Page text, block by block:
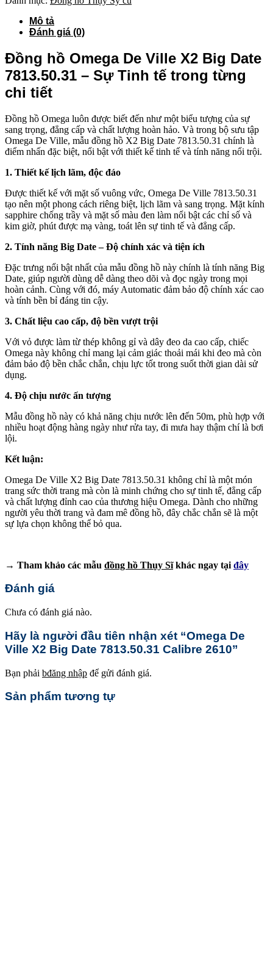
Mô tả
Đánh giá (0)
Đồng hồ Omega De Ville X2 Big Date
7813.50.31 – Sự Tinh tế trong từng
chi tiết
Đồng hồ Omega luôn được biết đến như một biểu tượng của sự
sang trọng, đẳng cấp và chất lượng hoàn hảo. Và trong bộ sưu tập
Omega De Ville, mẫu đồng hồ X2 Big Date 7813.50.31 chính là
điểm nhấn đặc biệt, nổi bật với thiết kế tinh tế và tính năng nổi trội.
1. Thiết kế lịch lãm, độc đáo
Được thiết kế với mặt số vuông vức, Omega De Ville 7813.50.31
tạo nên một phong cách riêng biệt, lịch lãm và sang trọng. Mặt kính
sapphire chống trầy và mặt số màu đen làm nổi bật các chỉ số và
kim giờ, phút được mạ vàng, toát lên sự tinh tế và đẳng cấp.
2. Tính năng Big Date – Độ chính xác và tiện ích
Đặc trưng nổi bật nhất của mẫu đồng hồ này chính là tính năng Big
Date, giúp người dùng dễ dàng theo dõi và đọc ngày trong mọi
hoàn cảnh. Cùng với đó, máy Automatic đảm bảo độ chính xác cao
và tính bền bỉ đáng tin cậy.
3. Chất liệu cao cấp, độ bền vượt trội
Với vỏ được làm từ thép không gỉ và dây đeo da cao cấp, chiếc
Omega này không chỉ mang lại cảm giác thoải mái khi đeo mà còn
đảm bảo độ bền chắc chắn, chịu lực tốt trong suốt thời gian dài sử
dụng.
4. Độ chịu nước ấn tượng
Mẫu đồng hồ này có khả năng chịu nước lên đến 50m, phù hợp với
nhiều hoạt động hàng ngày như rửa tay, đi mưa hay thậm chí là bơi
lội.
Kết luận:
Omega De Ville X2 Big Date 7813.50.31 không chỉ là một món
trang sức thời trang mà còn là minh chứng cho sự tinh tế, đẳng cấp
và chất lượng đỉnh cao của thương hiệu Omega. Dành cho những
người yêu thời trang và đam mê đồng hồ, đây chắc chắn sẽ là một
sự lựa chọn không thể bỏ qua.
→ Tham khảo các mẫu đồng hồ Thụy Sĩkhác ngay tại đây
Đánh giá
Chưa có đánh giá nào.
Hãy là người đầu tiên nhận xét “Omega De
Ville X2 Big Date 7813.50.31 Calibre 2610”
Bạn phải bđăng nhập để gửi đánh giá.
Sản phẩm tương tự